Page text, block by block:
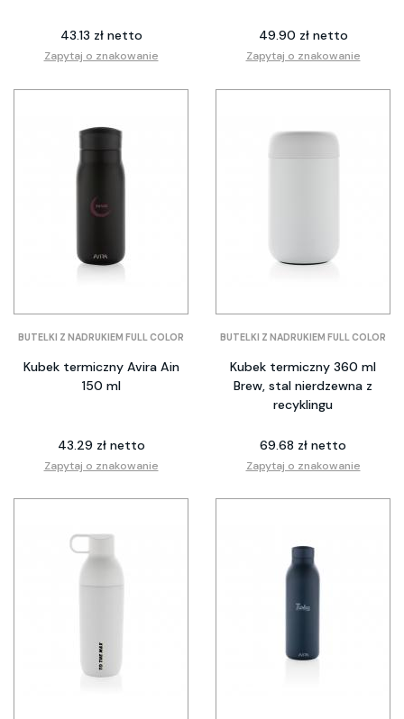
43.13 zł netto
Zapytaj o znakowanie
49.90 zł netto
Zapytaj o znakowanie
BUTELKI Z NADRUKIEM FULL COLOR
Kubek termiczny Avira Ain
150 ml
43.29 zł netto
Zapytaj o znakowanie
BUTELKI Z NADRUKIEM FULL COLOR
Kubek termiczny 360 ml
Brew, stal nierdzewna z
recyklingu
69.68 zł netto
Zapytaj o znakowanie